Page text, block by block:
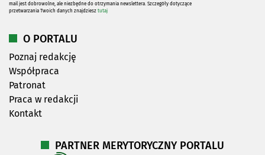
mail jest dobrowolne, ale niezbędne do otrzymania newslettera. Szczegóły dotyczące
przetwarzania Twoich danych znajdziesz tutaj
O PORTALU
Poznaj redakcję
Współpraca
Patronat
Praca w redakcji
Kontakt
PARTNER MERYTORYCZNY PORTALU